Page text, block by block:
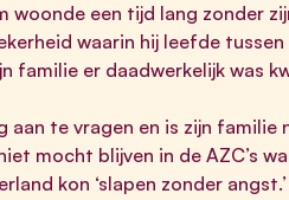
woonde een tijd lang zonder
waarin hij leefde
familie er daadwerkelijk was
te vragen en is zijn familie
mocht blijven in de AZC’s
kon ‘slapen zonder angst.’